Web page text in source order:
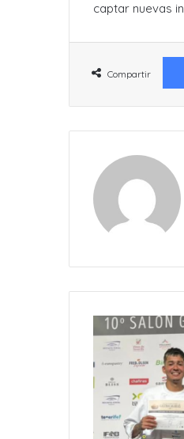
captar nuevas
Compartir
TALENTO
CANDELARIERO